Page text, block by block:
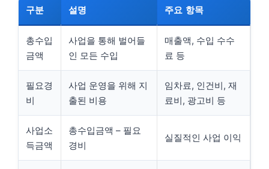
구분 설명 주요 항목
총수입
금액
사업을 통해 벌어들
인 모든 수입
매출액, 수입 수수
료 등
필요경
비
사업 운영을 위해 지
출된 비용
임차료, 인건비, 재
료비, 광고비 등
사업소
득금액
총수입금액 – 필요
경비
실질적인 사업 이익